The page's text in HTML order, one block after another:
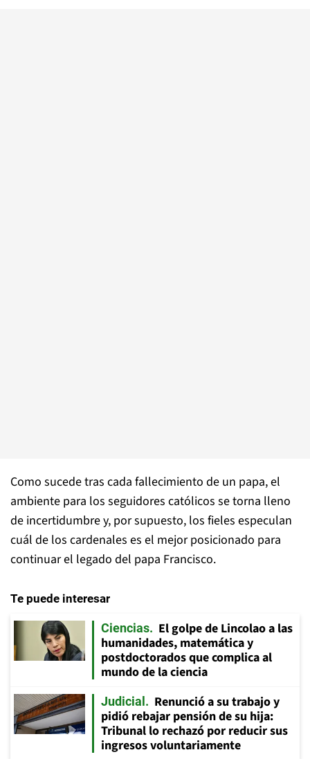
Como sucede tras cada fallecimiento de un papa, el
ambiente para los seguidores católicos se torna lleno
de incertidumbre y, por supuesto, los fieles especulan
cuál de los cardenales es el mejor posicionado para
continuar el legado del papa Francisco.
Te puede interesar
Ciencias
El golpe de Lincolao a las
humanidades, matemática y
postdoctorados que complica al
mundo de la ciencia
Judicial
Renunció a su trabajo y
pidió rebajar pensión de su hija:
Tribunal lo rechazó por reducir sus
ingresos voluntariamente